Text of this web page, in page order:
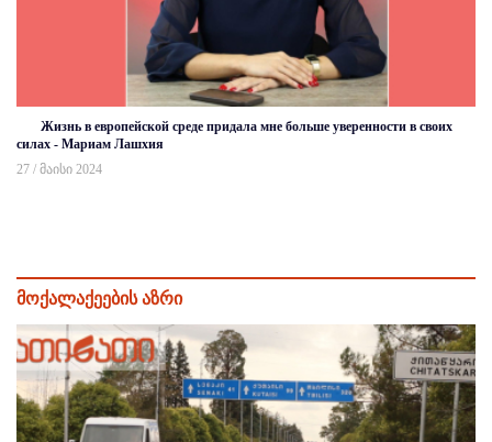
Жизнь в европейской среде придала мне больше уверенности в своих
силах - Мариам Лашхия
27 / მაისი 2024
მოქალაქეების აზრი